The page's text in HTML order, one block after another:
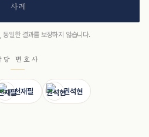
사례
동일한 결과를 보장하지 않습니다.
당 변호사
천재필 권석현